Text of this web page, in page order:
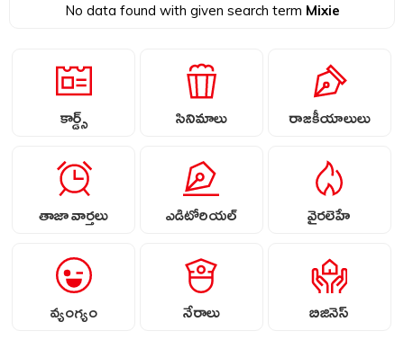
No data found with given search term Mixie
కార్డ్స్ సినిమాలు రాజకీయాలులు
తాజా వార్తలు ఎడిటోరియల్ వైరలెహే
వ్యంగ్యం నేరాలు బిజినెస్